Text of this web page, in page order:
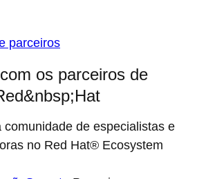
parceiros
os parceiros de
comunidade de especialistas e
no Red Hat® Ecosystem